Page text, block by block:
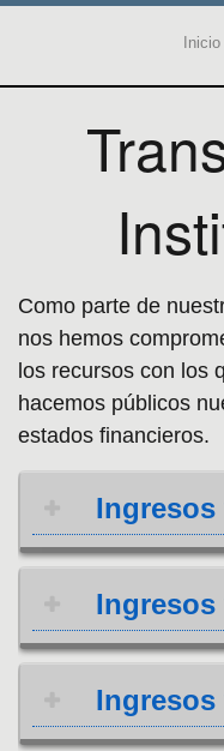
Inicio
Como parte de
nos hemos
los recursos con los
hacemos públicos
estados financieros.
Ingresos
Ingresos
Ingresos